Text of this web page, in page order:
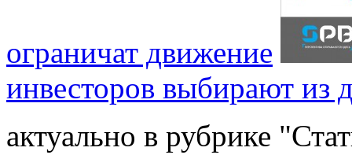
ограничат движение
инвесторов выбирают из
актуально в рубрике